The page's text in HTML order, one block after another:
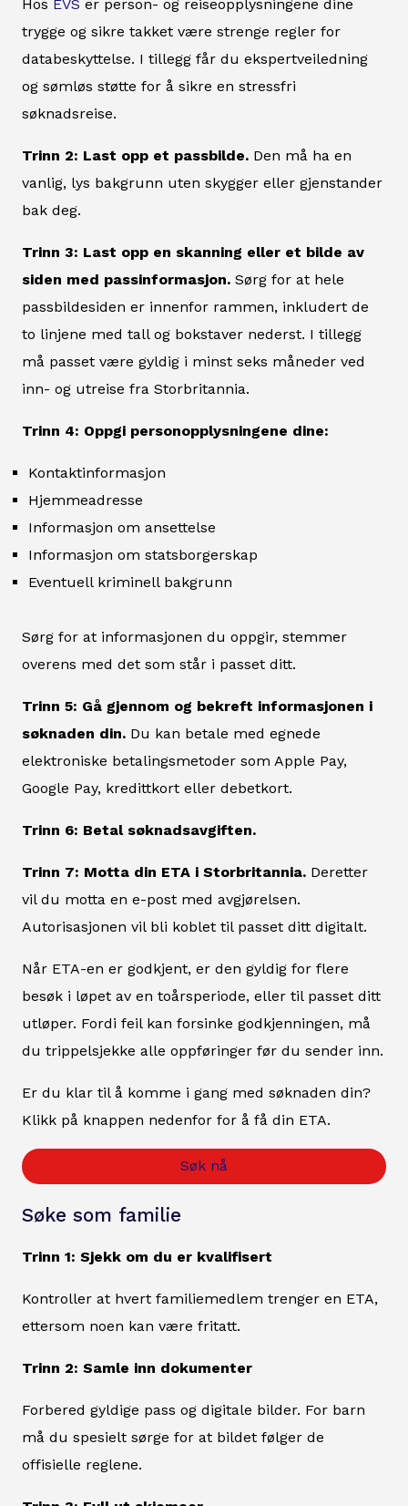
Hos EVS er person- og reiseopplysningene dine
trygge og sikre takket være strenge regler for
databeskyttelse. I tillegg får du ekspertveiledning
og sømløs støtte for å sikre en stressfri
søknadsreise.
Trinn 2: Last opp et passbilde. Den må ha en
vanlig, lys bakgrunn uten skygger eller gjenstander
bak deg.
Trinn 3: Last opp en skanning eller et bilde av
siden med passinformasjon. Sørg for at hele
passbildesiden er innenfor rammen, inkludert de
to linjene med tall og bokstaver nederst. I tillegg
må passet være gyldig i minst seks måneder ved
inn- og utreise fra Storbritannia.
Trinn 4: Oppgi personopplysningene dine:
Kontaktinformasjon
Hjemmeadresse
Informasjon om ansettelse
Informasjon om statsborgerskap
Eventuell kriminell bakgrunn
Sørg for at informasjonen du oppgir, stemmer
overens med det som står i passet ditt.
Trinn 5: Gå gjennom og bekreft informasjonen i
søknaden din. Du kan betale med egnede
elektroniske betalingsmetoder som Apple Pay,
Google Pay, kredittkort eller debetkort.
Trinn 6: Betal søknadsavgiften.
Trinn 7: Motta din ETA i Storbritannia. Deretter
vil du motta en e-post med avgjørelsen.
Autorisasjonen vil bli koblet til passet ditt digitalt.
Når ETA-en er godkjent, er den gyldig for flere
besøk i løpet av en toårsperiode, eller til passet ditt
utløper. Fordi feil kan forsinke godkjenningen, må
du trippelsjekke alle oppføringer før du sender inn.
Er du klar til å komme i gang med søknaden din?
Klikk på knappen nedenfor for å få din ETA.
Søk nå
Søke som familie
Trinn 1: Sjekk om du er kvalifisert
Kontroller at hvert familiemedlem trenger en ETA,
ettersom noen kan være fritatt.
Trinn 2: Samle inn dokumenter
Forbered gyldige pass og digitale bilder. For barn
må du spesielt sørge for at bildet følger de
offisielle reglene.